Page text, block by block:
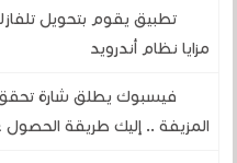
مزايا نظام أندرويد
فيسبوك يطلق شارة
المزيفة .. إليك طريقة الحصول